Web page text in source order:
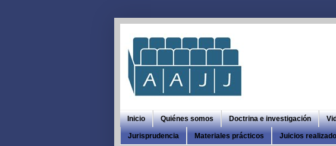
Inicio Quiénes somos Doctrina e investigación
Jurisprudencia Materiales prácticos Juicios